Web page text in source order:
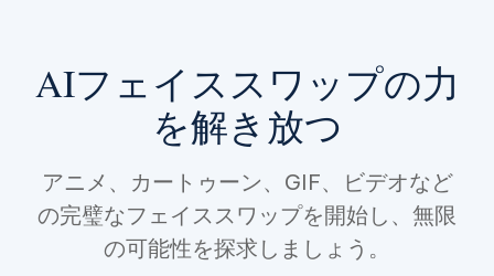
AIフェイススワップの力
を解き放つ
アニメ、カートゥーン、GIF、ビデオなど
の完璧なフェイススワップを開始し、無限
の可能性を探求しましょう。